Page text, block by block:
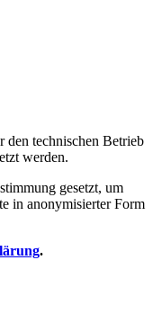
den technischen Betrieb
werden.
gesetzt, um
in anonymisierter Form
.